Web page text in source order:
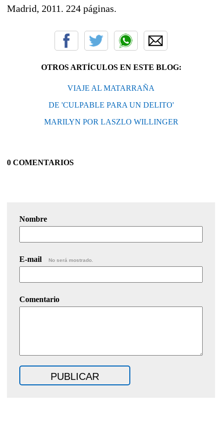
Madrid, 2011. 224 páginas.
OTROS ARTÍCULOS EN ESTE BLOG:
VIAJE AL MATARRAÑA
DE 'CULPABLE PARA UN DELITO'
MARILYN POR LASZLO WILLINGER
0 COMENTARIOS
Nombre
E-mail No será mostrado.
Comentario